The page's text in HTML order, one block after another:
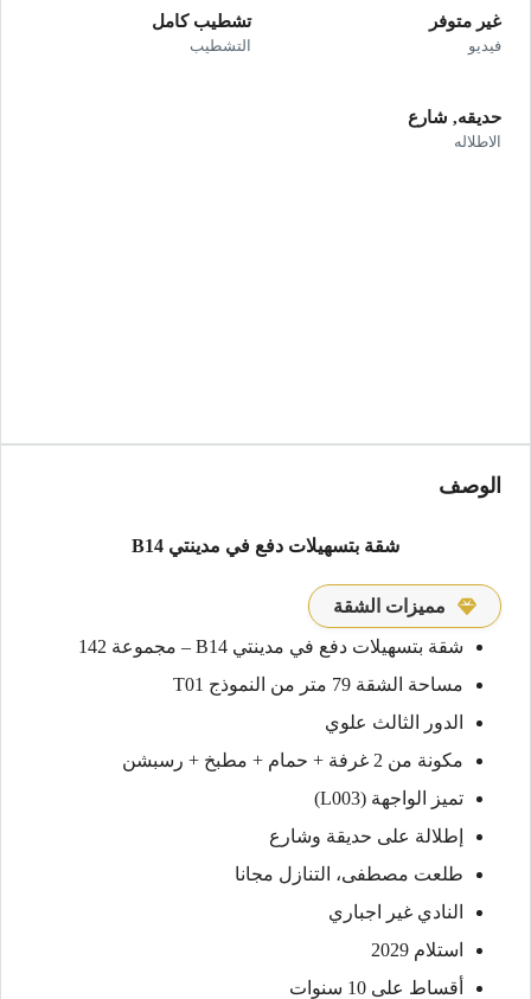
غير متوفر
فيديو
تشطيب كامل
التشطيب
حديقه, شارع
الاطلاله
الوصف
شقة بتسهيلات دفع في مدينتي B14
مميزات الشقة
شقة بتسهيلات دفع في مدينتي B14 – مجموعة 142
مساحة الشقة 79 متر من النموذج T01
الدور الثالث علوي
مكونة من 2 غرفة + حمام + مطبخ + رسبشن
تميز الواجهة (L003)
إطلالة على حديقة وشارع
طلعت مصطفى، التنازل مجانا
النادي غير اجباري
استلام 2029
أقساط على 10 سنوات